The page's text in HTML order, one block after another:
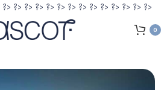
?> ?> ?> ?> ?> ?> ?> ?> ?> ?> ?> ?> ?> ?>
0